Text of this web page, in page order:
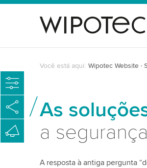
Você está aqui: Wipotec Website
As
a
A resposta à antiga pergunta